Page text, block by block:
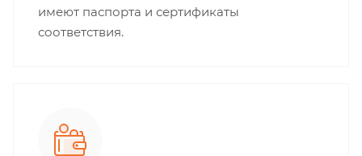
имеют паспорта и сертификаты
соответствия.